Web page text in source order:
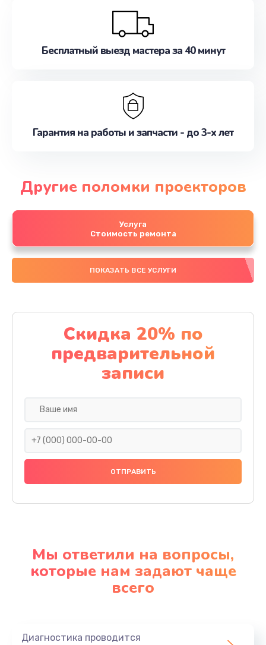
Бесплатный выезд мастера за 40 минут
Гарантия на работы и запчасти - до 3-х лет
Другие поломки проекторов
Услуга
Стоимость ремонта
ПОКАЗАТЬ ВСЕ УСЛУГИ
Скидка 20% по
предварительной
записи
Мы ответили на вопросы,
которые нам задают чаще
всего
Диагностика проводится